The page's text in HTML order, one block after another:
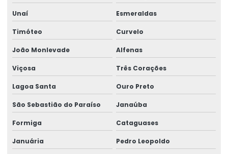
Unaí Esmeraldas
Timóteo Curvelo
João Monlevade Alfenas
Viçosa Três Corações
Lagoa Santa Ouro Preto
São Sebastião do Paraíso Janaúba
Formiga Cataguases
Januária Pedro Leopoldo